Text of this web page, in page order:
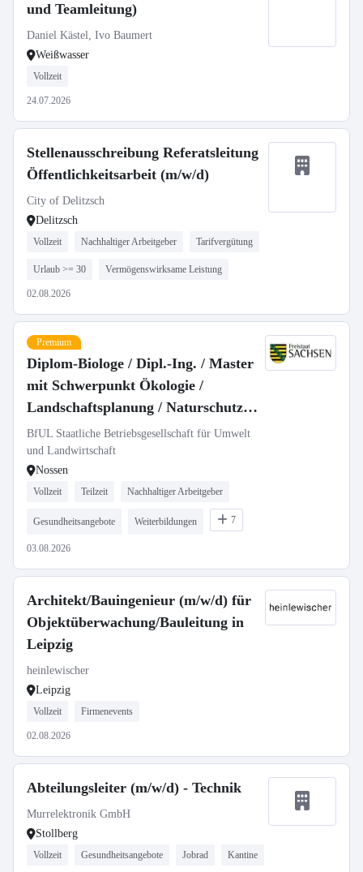
und Teamleitung)
Daniel Kästel, Ivo Baumert
Weißwasser
Vollzeit
24.07.2026
Stellenausschreibung Referatsleitung
Öffentlichkeitsarbeit (m/w/d)
City of Delitzsch
Delitzsch
Vollzeit Nachhaltiger Arbeitgeber Tarifvergütung
Urlaub >= 30 Vermögenswirksame Leistung
02.08.2026
Premium
Diplom-Biologe / Dipl.-Ing. / Master
mit Schwerpunkt Ökologie /
Landschaftsplanung / Naturschutz
(m/w/d) als Fachbereichsleitung
Messnetz Naturschutz in Vollzeit /
Teilzeit
BfUL Staatliche Betriebsgesellschaft für Umwelt
und Landwirtschaft
Nossen
Vollzeit Teilzeit Nachhaltiger Arbeitgeber
Gesundheitsangebote Weiterbildungen 7
03.08.2026
Architekt/Bauingenieur (m/w/d) für
Objektüberwachung/Bauleitung in
Leipzig
heinlewischer
Leipzig
Vollzeit Firmenevents
02.08.2026
Abteilungsleiter (m/w/d) - Technik
Murrelektronik GmbH
Stollberg
Vollzeit Gesundheitsangebote Jobrad Kantine